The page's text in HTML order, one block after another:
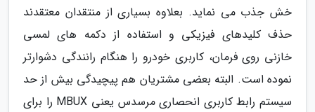
خش جذب می نماید. بعلاوه بسیاری از منتقدان معتقدند
حذف کلیدهای فیزیکی و استفاده از دکمه های لمسی
خازنی روی فرمان، کاربری خودرو را هنگام رانندگی دشوارتر
نموده است. البته بعضی مشتریان هم پیچیدگی بیش از حد
سیستم رابط کاربری انحصاری مرسدس یعنی MBUX را برای